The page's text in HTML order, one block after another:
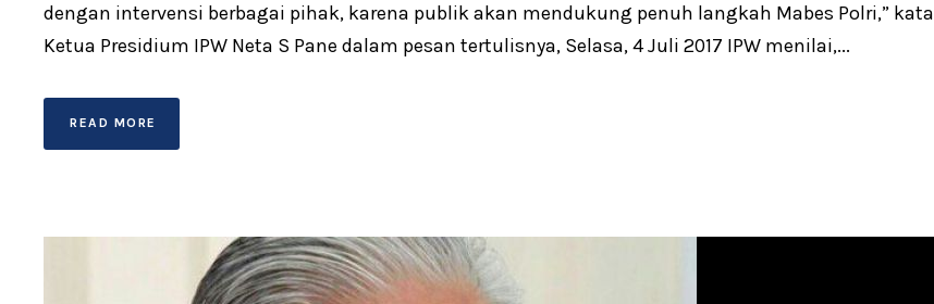
dengan intervensi berbagai pihak, karena publik akan mendukung penuh langkah Mabes Polri,” kata
Ketua Presidium IPW Neta S Pane dalam pesan tertulisnya, Selasa, 4 Juli 2017 IPW menilai,...
READ MORE